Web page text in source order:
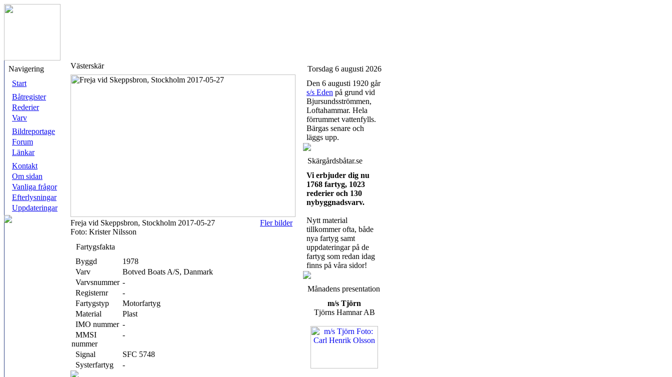
Navigering
Start
Båtregister
Rederier
Varv
Bildreportage
Forum
Länkar
Kontakt
Om sidan
Vanliga frågor
Efterlysningar
Uppdateringar
Västerskär
Freja vid Skeppsbron, Stockholm 2017-05-27
Foto: Krister Nilsson
Fler bilder
Fartygsfakta
Byggd
1978
Varv
Botved Boats A/S, Danmark
Varvsnummer -
Registernr
-
Fartygstyp
Motorfartyg
Material
Plast
IMO nummer -
MMSI
nummer
-
Signal
SFC 5748
Systerfartyg
-
Torsdag 6 augusti 2026
Den 6 augusti 1920 går
s/s Eden på grund vid
Bjursundsströmmen,
Loftahammar. Hela
förrummet vattenfylls.
Bärgas senare och
läggs upp.
Skärgårdsbåtar.se
Vi erbjuder dig nu
1768 fartyg, 1023
rederier och 130
nybyggnadsvarv.
Nytt material
tillkommer ofta, både
nya fartyg samt
uppdateringar på de
fartyg som redan idag
finns på våra sidor!
Månadens presentation
m/s Tjörn
Tjörns Hamnar AB